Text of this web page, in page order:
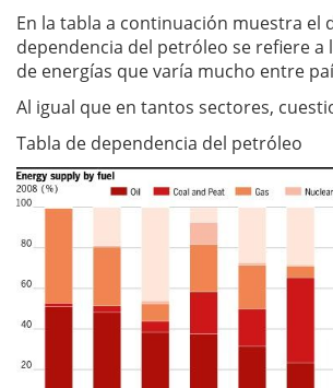
En la tabla a continuación muestra el
dependencia del petróleo se refiere a
de energías que varía mucho entre
Al igual que en tantos sectores,
Tabla de dependencia del petróleo